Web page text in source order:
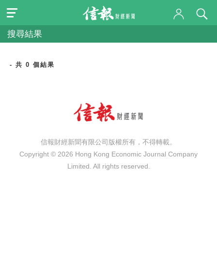
搜尋結果
- 共 0 個結果
信報財經新聞有限公司版權所有，不得轉載。
Copyright © 2026 Hong Kong Economic Journal Company
Limited. All rights reserved.